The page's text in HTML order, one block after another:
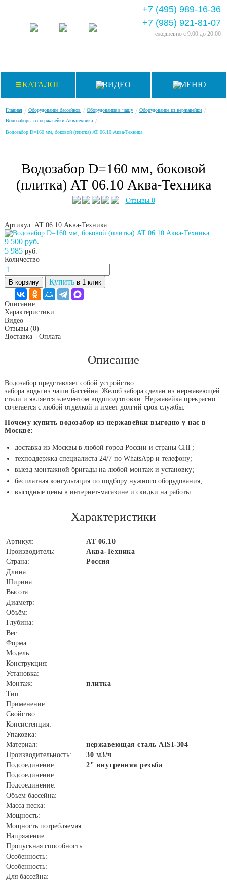
+7 (495) 989-16-36
+7 (985) 921-81-07
ежедневно с 9:00 до 20:00
КАТАЛОГ ВИДЕО МЕНЮ
Главная / Оборудование бассейнов / Оборудование в чашу / Оборудование из нержавейки /
Водозаборы из нержавейки Акватехника /
Водозабор D=160 мм, боковой (плитка) АТ 06.10 Аква-Техника
Водозабор D=160 мм, боковой
(плитка) АТ 06.10 Аква-Техника
Отзывы 0
Артикул: АТ 06.10 Аква-Техника
9 500 руб.
5 985 руб.
Количество
В корзину Купить в 1 клик
Описание
Характеристики
Видео
Отзывы (0)
Доставка - Оплата
Описание
Водозабор представляет собой устройство
забора воды из чаши бассейна. Желоб забора сделан из нержавеющей
стали и является элементом водоподготовки. Нержавейка прекрасно
сочетается с любой отделкой и имеет долгий срок службы.
Почему купить водозабор из нержавейки выгодно у нас в
Москве:
доставка из Москвы в любой город России и страны СНГ;
техподдержка специалиста 24/7 по WhatsApp и телефону;
выезд монтажной бригады на любой монтаж и установку;
бесплатная консультация по подбору нужного оборудования;
выгодные цены в интернет-магазине и скидки на работы.
Характеристики
Артикул:
АТ 06.10
Производитель:
Аква-Техника
Страна:
Россия
Длина:
Ширина:
Высота:
Диаметр:
Объём:
Глубина:
Вес:
Форма:
Модель:
Конструкция:
Установка:
Монтаж:
плитка
Тип:
Применение:
Свойство:
Консистенция:
Упаковка:
Материал:
нержавеющая сталь AISI-304
Производительность:
30 м3/ч
Подсоединение:
2" внутренняя резьба
Подсоединение:
Подсоединение:
Объем бассейна:
Масса песка:
Мощность:
Мощность потребляемая:
Напряжение:
Пропускная способность:
Особенность:
Особенность:
Для бассейна: